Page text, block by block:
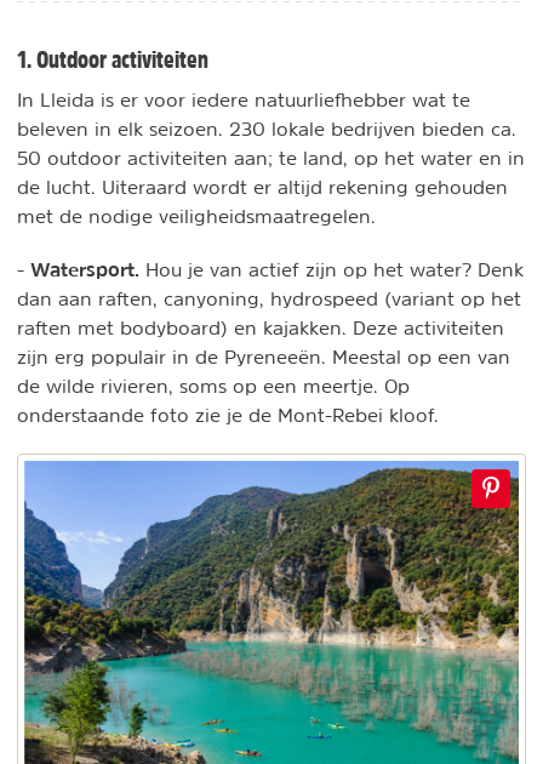
1. Outdoor activiteiten
In Lleida is er voor iedere natuurliefhebber wat te
beleven in elk seizoen. 230 lokale bedrijven bieden ca.
50 outdoor activiteiten aan; te land, op het water en in
de lucht. Uiteraard wordt er altijd rekening gehouden
met de nodige veiligheidsmaatregelen.
- Watersport. Hou je van actief zijn op het water? Denk
dan aan raften, canyoning, hydrospeed (variant op het
raften met bodyboard) en kajakken. Deze activiteiten
zijn erg populair in de Pyreneeën. Meestal op een van
de wilde rivieren, soms op een meertje. Op
onderstaande foto zie je de Mont-Rebei kloof.